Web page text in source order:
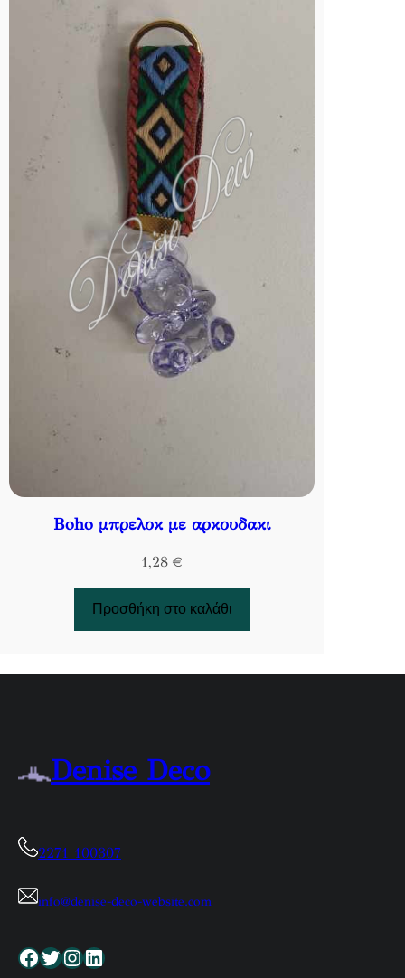
Boho μπρελοκ με αρκουδακι
1,28 €
Προσθήκη στο καλάθι
Denise Deco
2271 100307
info@denise-deco-website.com
Facebook Twitter InstagramLinkedin